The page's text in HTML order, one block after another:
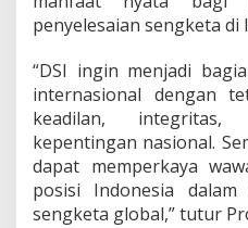
penyelesaian sengketa di
“DSI ingin menjadi
internasional dengan
keadilan, integritas,
kepentingan nasional.
dapat memperkaya
posisi Indonesia dalam
sengketa global,” tutur